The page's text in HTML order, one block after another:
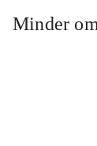
Minder